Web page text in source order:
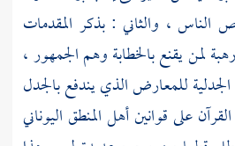
الناس ، والثاني : بذكر المقدمات
لمن يقنع بالخطابة وهم الجمهور ،
للمعارض الذي يندفع بالجدل
على قوانين أهل المنطق اليوناني